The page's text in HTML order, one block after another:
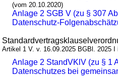
(vom 20.10.2020)
Anlage 2 SGB V (zu § 307
Datenschutz-
Artikel 1 V. v. 16.09.2025 BGBl. 2025 I
Anlage 2 StandVKlV (zu § 1
Datenschutzes bei